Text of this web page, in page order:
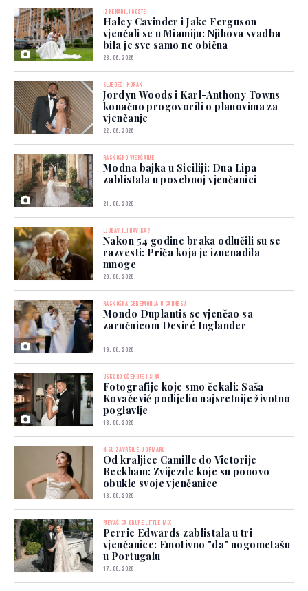
IZNENADILI GOSTE
Haley Cavinder i Jake Ferguson
vjenčali se u Miamiju: Njihova svadba
bila je sve samo ne obična
23. 06. 2026.
SLJEDEĆI KORAK
Jordyn Woods i Karl-Anthony Towns
konačno progovorili o planovima za
vjenčanje
22. 06. 2026.
RASKOŠNO VJENČANJE
Modna bajka u Siciliji: Dua Lipa
zablistala u posebnoj vjenčanici
21. 06. 2026.
LJUBAV ILI NAVIKA?
Nakon 54 godine braka odlučili su se
razvesti: Priča koja je iznenadila
mnoge
20. 06. 2026.
RASKOŠNA CEREMONIJA U CANNESU
Mondo Duplantis se vjenčao sa
zaručnicom Desiré Inglander
19. 06. 2026.
USKORO OČEKUJE I SINA
Fotografije koje smo čekali: Saša
Kovačević podijelio najsretnije životno
poglavlje
18. 06. 2026.
NISU ZAVRŠILE U ORMARU
Od kraljice Camille do Victorije
Beckham: Zvijezde koje su ponovo
obukle svoje vjenčanice
18. 06. 2026.
PJEVAČICA GRUPE LITTLE MIX
Perrie Edwards zablistala u tri
vjenčanice: Emotivno "da" nogometašu
u Portugalu
17. 06. 2026.